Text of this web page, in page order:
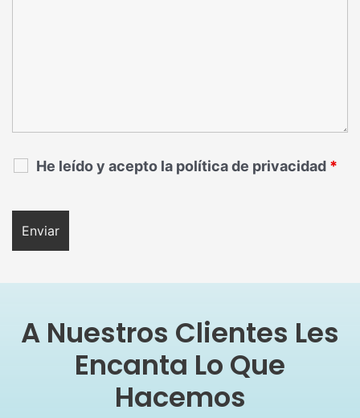
He leído y acepto la política de privacidad *
A Nuestros Clientes Les
Encanta Lo Que
Hacemos